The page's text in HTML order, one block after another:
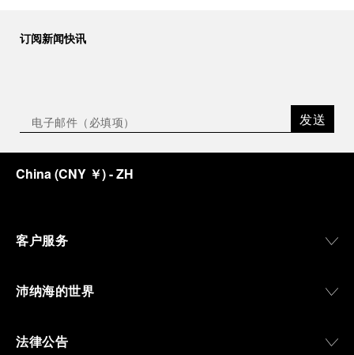
订阅新闻快讯
发送
China(CNY ￥)- ZH
客户服务
沛纳海的世界
法律公告